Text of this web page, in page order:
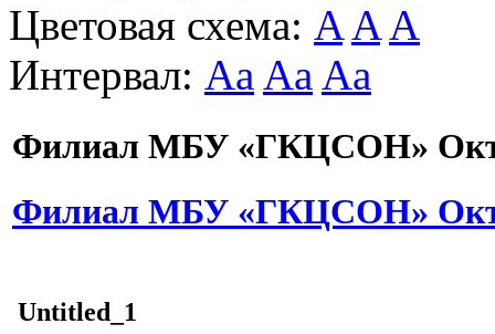
Цветовая схема: A A A
Интервал: Aa Aa Aa
Филиал МБУ «ГКЦСОН»
Филиал МБУ «ГКЦСОН»
Untitled_1